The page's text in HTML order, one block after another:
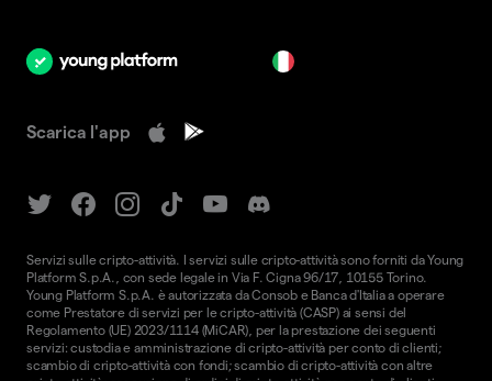
Scarica l'app
Servizi sulle cripto-attività. I servizi sulle cripto-attività sono forniti da Young
Platform S.p.A., con sede legale in Via F. Cigna 96/17, 10155 Torino.
Young Platform S.p.A. è autorizzata da Consob e Banca d'Italia a operare
come Prestatore di servizi per le cripto-attività (CASP) ai sensi del
Regolamento (UE) 2023/1114 (MiCAR), per la prestazione dei seguenti
servizi: custodia e amministrazione di cripto-attività per conto di clienti;
scambio di cripto-attività con fondi; scambio di cripto-attività con altre